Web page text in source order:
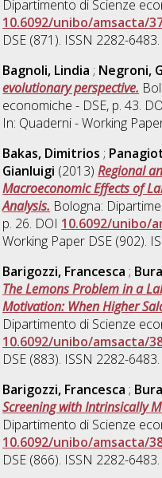
Dipartimento di Scienze
10.6092/unibo/amsacta/
DSE (871). ISSN 2282-6483.
Bagnoli, Lindia ; Negroni,
evolutionary perspective.
economiche - DSE, p. 43.
In: Quaderni - Working
Bakas, Dimitrios ;
Gianluigi (2013)Regional
Macroeconomic Effects of
Analysis. Bologna:
p. 26. DOI 10.6092/unibo/
Working Paper DSE (902).
Barigozzi, Francesca ;
The Lemons Problem in a
Motivation: When Higher
Dipartimento di Scienze
10.6092/unibo/amsacta/
DSE (883). ISSN 2282-6483.
Barigozzi, Francesca;
Screening with Intrinsically
Dipartimento di Scienze
10.6092/unibo/amsacta/
DSE (866). ISSN 2282-6483.